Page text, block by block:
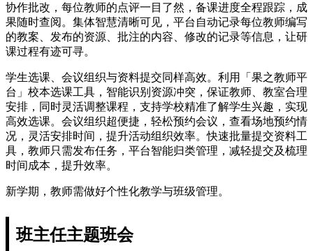
协作批改，每位教师的点评一目了然，备课进度全程跟踪，成
果随时查阅。集体智慧清晰可见，平台自动记录每位教师编写
的教案、发布的资源、批注的内容、修改的记录等信息，让研
课过程有迹可寻。
学生选课、会议组织与资料提交同样高效。利用「果之教师平
台」校本选课工具，智能识别资源冲突，保证教师、教室合理
安排，同时灵活调整课程，支持学校精准了解学生兴趣，实现
高效选课。会议组织超便捷，轻松预约会议，查看场地预约情
况，灵活安排时间，提升活动组织效率。快速批量提交资料工
具，教师只需发布任务，平台智能归类管理，减轻提交及梳理
时间成本，提升效率。
新学期，教师需做好个性化教学与班级管理。
班主任主题班会